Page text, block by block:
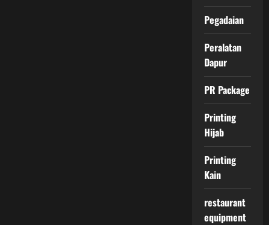
Pegadaian
Peralatan
Dapur
PR Package
Printing
Hijab
Printing
Kain
restaurant
equipment